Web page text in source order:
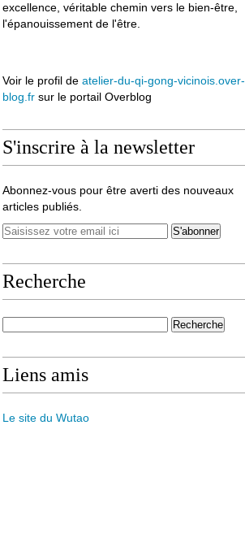
excellence, véritable chemin vers le bien-être,
l'épanouissement de l'être.
Voir le profil de atelier-du-qi-gong-vicinois.over-
blog.fr sur le portail Overblog
S'inscrire à la newsletter
Abonnez-vous pour être averti des nouveaux
articles publiés.
Recherche
Liens amis
Le site du Wutao